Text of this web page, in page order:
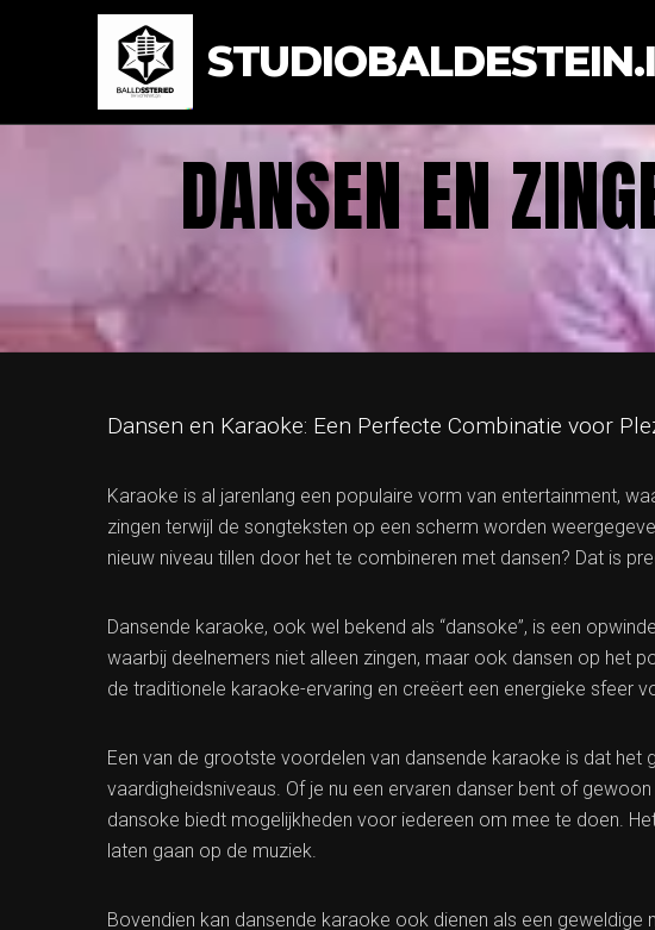
DANSEN EN
Dansen en Karaoke: Een Perfecte Combinatie voor
Karaoke is al jarenlang een populaire vorm van entertainment,
zingen terwijl de songteksten op een scherm worden
nieuw niveau tillen door het te combineren met dansen? Dat is
Dansende karaoke, ook wel bekend als “dansoke”, is een
waarbij deelnemers niet alleen zingen, maar ook dansen op het
de traditionele karaoke-ervaring en creëert een energieke sfeer
Een van de grootste voordelen van dansende karaoke is dat het
vaardigheidsniveaus. Of je nu een ervaren danser bent of
dansoke biedt mogelijkheden voor iedereen om mee te doen.
laten gaan op de muziek.
Bovendien kan dansende karaoke ook dienen als een geweldige